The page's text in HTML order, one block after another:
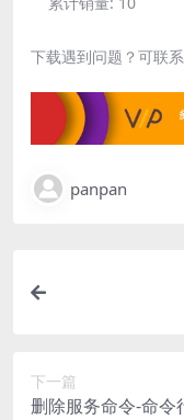
下载遇到问题？可联
panpan
下一篇
删除服务命令-命令